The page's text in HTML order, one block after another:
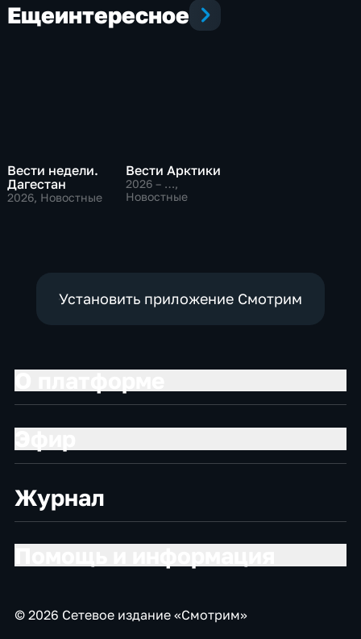
Ещеинтересное
Вести недели.
Дагестан
2026, Новостные
Вести Арктики
2026 – …,
Новостные
Установить приложение Смотрим
Журнал
© 2026 Сетевое издание «Смотрим»